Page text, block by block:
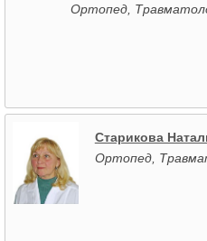
Ортопед,
Старикова
Ортопед,